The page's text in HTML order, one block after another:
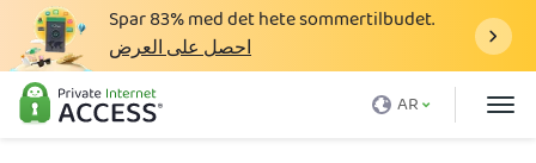
Spar83%med det hete sommertilbudet.
احصل على العرض
AR
ما هو الـ VPN